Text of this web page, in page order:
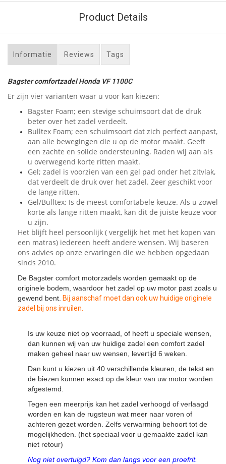
Product Details
Informatie Reviews Tags
Bagster comfortzadel Honda VF 1100C
Er zijn vier varianten waar u voor kan kiezen:
Bagster Foam; een stevige schuimsoort dat de druk
beter over het zadel verdeelt.
Bulltex Foam; een schuimsoort dat zich perfect aanpast,
aan alle bewegingen die u op de motor maakt. Geeft
een zachte en solide ondersteuning. Raden wij aan als
u overwegend korte ritten maakt.
Gel; zadel is voorzien van een gel pad onder het zitvlak,
dat verdeelt de druk over het zadel. Zeer geschikt voor
de lange ritten.
Gel/Bulltex; Is de meest comfortabele keuze. Als u zowel
korte als lange ritten maakt, kan dit de juiste keuze voor
u zijn.
Het blijft heel persoonlijk ( vergelijk het met het kopen van
een matras) iedereen heeft andere wensen. Wij baseren
ons advies op onze ervaringen die we hebben opgedaan
sinds 2010.
De Bagster comfort motorzadels worden gemaakt op de
originele bodem, waardoor het zadel op uw motor past zoals u
gewend bent. Bij aanschaf moet dan ook uw huidige originele
zadel bij ons inruilen.
Is uw keuze niet op voorraad, of heeft u speciale wensen,
dan kunnen wij van uw huidige zadel een comfort zadel
maken geheel naar uw wensen, levertijd 6 weken.
Dan kunt u kiezen uit 40 verschillende kleuren, de tekst en
de biezen kunnen exact op de kleur van uw motor worden
afgestemd.
Tegen een meerprijs kan het zadel verhoogd of verlaagd
worden en kan de rugsteun wat meer naar voren of
achteren gezet worden. Zelfs verwarming behoort tot de
mogelijkheden. (het speciaal voor u gemaakte zadel kan
niet retour)
Nog niet overtuigd? Kom dan langs voor een proefrit.